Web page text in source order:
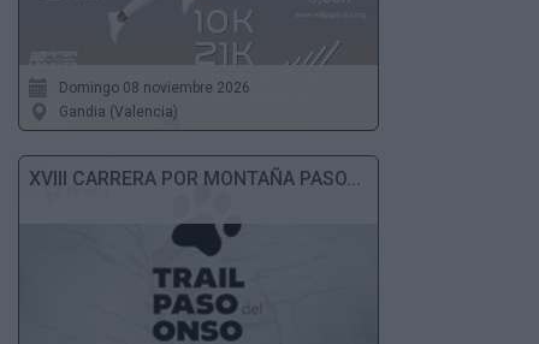
Domingo 08 noviembre 2026
Gandia (Valencia)
XVIII CARRERA POR MONTAÑA PASO...